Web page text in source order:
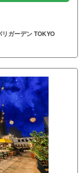
ガーデン TOKYO